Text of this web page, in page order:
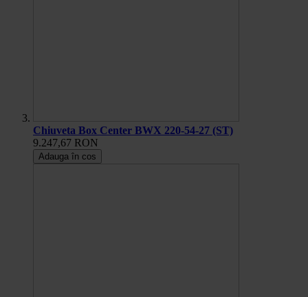
Chiuveta Box Center BWX 220-54-27 (ST)
9.247,67 RON
Adauga în cos